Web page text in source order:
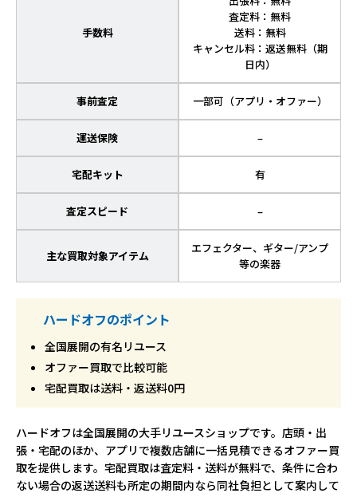
手数料
査定料：無料
送料：無料
キャンセル料：返送無料（期
日内）
事前査定 一部可（アプリ・オファー）
運送保険 –
宅配キット 有
査定スピード –
主な買取対象アイテム
エフェクター、ギター/アンプ
等の楽器
ハードオフのポイント
全国展開の有名リユース
オファー買取で比較可能
宅配買取は送料・返送料0円
ハードオフは全国展開の大手リユースショップです。店頭・出
張・宅配のほか、アプリで複数店舗に一括見積できるオファー買
取を提供します。宅配買取は査定料・送料が無料で、条件に合わ
ない場合の返送送料も所定の期間内なら同社負担として案内して